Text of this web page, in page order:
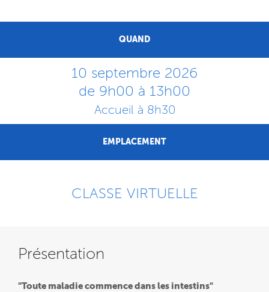
QUAND
10 septembre 2026
de 9h00 à 13h00
Accueil à 8h30
EMPLACEMENT
CLASSE VIRTUELLE
Présentation
"Toute maladie commence dans les intestins"